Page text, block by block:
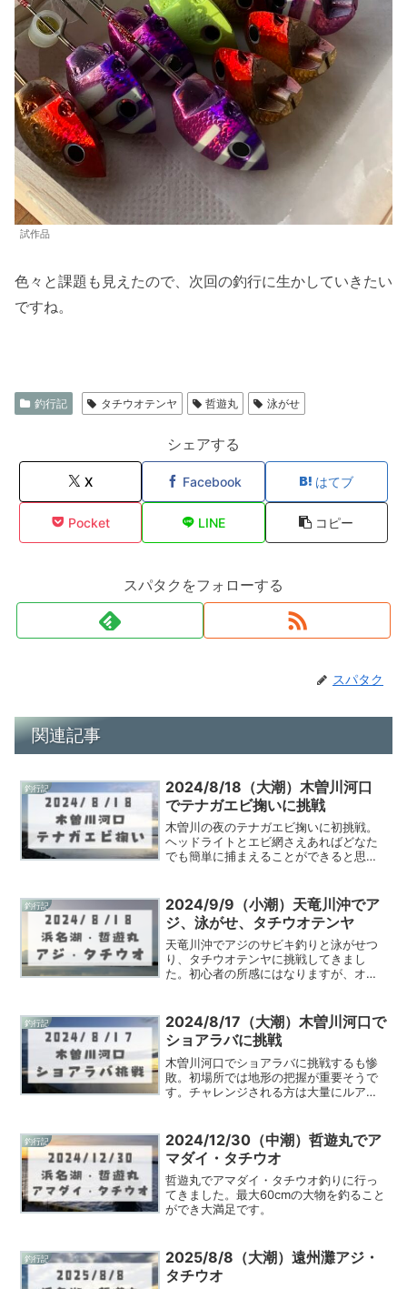
試作品
色々と課題も見えたので、次回の釣行に生かしていきたい
ですね。
釣行記 タチウオテンヤ 哲遊丸 泳がせ
シェアする
X Facebook はてブ
Pocket LINE コピー
スパタクをフォローする
スパタク
関連記事
釣行記
2024/8/18（大潮）木曽川河口
でテナガエビ掬いに挑戦
木曽川の夜のテナガエビ掬いに初挑戦。
ヘッドライトとエビ網さえあればどなた
でも簡単に捕まえることができると思い
釣行記
2024/9/9（小潮）天竜川沖でア
ジ、泳がせ、タチウオテンヤ
天竜川沖でアジのサビキ釣りと泳がせつ
り、タチウオテンヤに挑戦してきまし
た。初心者の所感にはなりますが、オス
釣行記
2024/8/17（大潮）木曽川河口で
ショアラバに挑戦
木曽川河口でショアラバに挑戦するも惨
敗。初場所では地形の把握が重要そうで
す。チャレンジされる方は大量にルアー
釣行記
2024/12/30（中潮）哲遊丸でア
マダイ・タチウオ
哲遊丸でアマダイ・タチウオ釣りに行っ
てきました。最大60cmの大物を釣ること
ができ大満足です。
釣行記
2025/8/8（大潮）遠州灘アジ・
タチウオ